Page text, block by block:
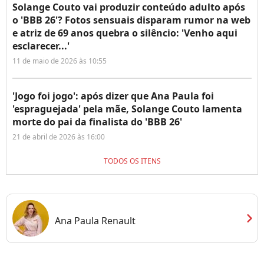
Solange Couto vai produzir conteúdo adulto após
o 'BBB 26'? Fotos sensuais disparam rumor na web
e atriz de 69 anos quebra o silêncio: 'Venho aqui
esclarecer...'
11 de maio de 2026 às 10:55
'Jogo foi jogo': após dizer que Ana Paula foi
'espraguejada' pela mãe, Solange Couto lamenta
morte do pai da finalista do 'BBB 26'
21 de abril de 2026 às 16:00
TODOS OS ITENS
Ana Paula Renault chevron_right